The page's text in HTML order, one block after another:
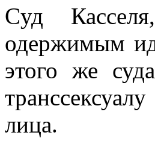
Cуд
одержимым
этого же
лица.